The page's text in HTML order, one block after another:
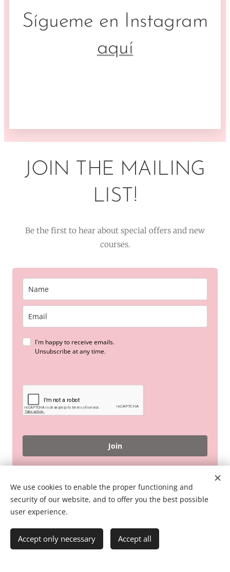
Sígueme en Instagram
aquí
JOIN THE MAILING
LIST!
Be the first to hear about special offers and new
courses.
I'm happy to receive emails.
Unsubscribe at any time.
Join
© 2026 Pink Flamingo English Online
Terms And Conditions
Powered by Webnode Cookies
We use cookies to enable the proper functioning and
security of our website, and to offer you the best possible
user experience.
Accept only necessary Accept all